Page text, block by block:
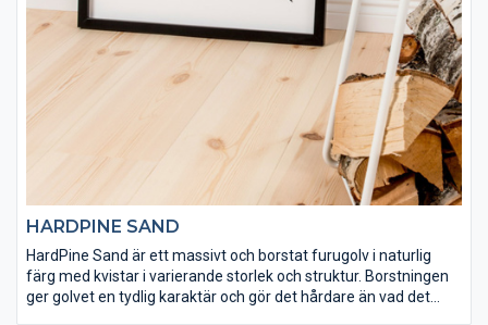
HARDPINE SAND
HardPine Sand är ett massivt och borstat furugolv i naturlig
färg med kvistar i varierande storlek och struktur. Borstningen
ger golvet en tydlig karaktär och gör det hårdare än vad det